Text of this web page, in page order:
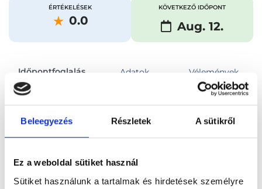
Beleegyezés Részletek A sütikről
Ez a weboldal sütiket használ
Sütiket használunk a tartalmak és hirdetések személyre
ÉRTÉKELÉSEK
0.0
KÖVETKEZŐ IDŐPONT
Aug. 12.
Időpontfoglalás Adatok Vélemények